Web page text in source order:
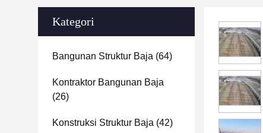
Kategori
Bangunan Struktur Baja (64)
Kontraktor Bangunan Baja
(26)
Konstruksi Struktur Baja (42)